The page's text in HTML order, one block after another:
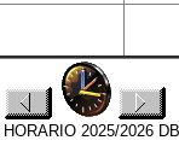
HORARIO 2025/2026